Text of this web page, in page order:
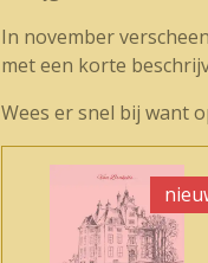
In november
met een korte
Wees er snel bij want